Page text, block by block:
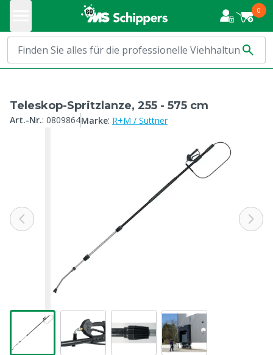
0
Teleskop-Spritzlanze, 255 - 575 cm
Art.-Nr.: 0809864Marke: R+M / Suttner